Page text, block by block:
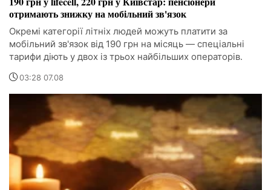
отримають знижку на мобільний зв'язок
Окремі категорії літніх людей можуть платити за
мобільний зв'язок від 190 грн на місяць — спеціальні
тарифи діють у двох із трьох найбільших операторів.
03:28 07.08